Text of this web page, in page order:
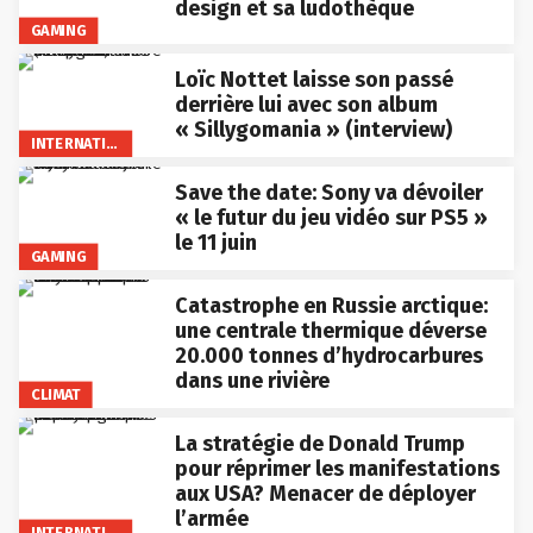
GAMING
design et sa ludothèque
INTERNATIONAL
Loïc Nottet laisse son passé
derrière lui avec son album
« Sillygomania » (interview)
GAMING
Save the date: Sony va dévoiler
« le futur du jeu vidéo sur PS5 »
le 11 juin
CLIMAT
Catastrophe en Russie arctique:
une centrale thermique déverse
20.000 tonnes d’hydrocarbures
dans une rivière
La stratégie de Donald Trump
pour réprimer les manifestations
aux USA? Menacer de déployer
l’armée